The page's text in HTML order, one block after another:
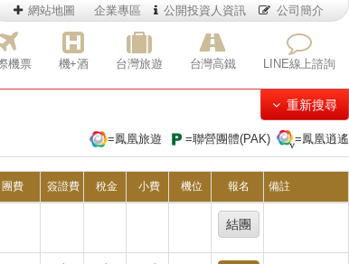
機票 機+酒 台灣旅遊 台灣高鐵 LINE線上諮詢
網站地圖 企業專區 公開投資人資訊 公司簡介
重新搜尋
=鳳凰旅遊 =聯營團體(PAK) =鳳凰逍遙
團費 簽證費 稅金 小費 機位 報名 備註
結團